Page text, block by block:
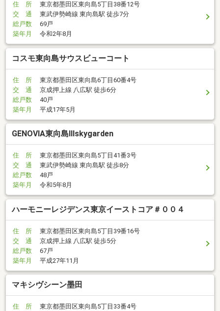
住 所
東京都墨田区東向島5丁目38番12号
交 通
東武伊勢崎線 東向島駅 徒歩7分
総戸数
69戸
築年月
令和2年8月
コスモ東向島サウスビューコート
住 所
東京都墨田区東向島6丁目60番4号
交 通
京成押上線 八広駅 徒歩6分
総戸数
40戸
築年月
平成17年5月
GENOVIA東向島IIIskygarden
住 所
東京都墨田区東向島5丁目41番3号
交 通
東武伊勢崎線 東向島駅 徒歩8分
総戸数
48戸
築年月
令和5年8月
ハーモニーレジデンス東京イーストコア＃００４
住 所
東京都墨田区東向島5丁目39番16号
交 通
京成押上線 八広駅 徒歩5分
総戸数
67戸
築年月
平成27年11月
マキシヴシーン墨田
住 所
東京都墨田区東向島5丁目33番4号